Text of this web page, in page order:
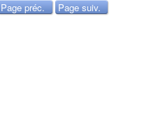
Page préc. Page suiv.